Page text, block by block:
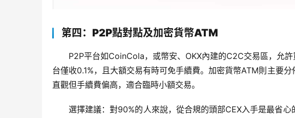
第四：P2P點對點及加密貨幣ATM
P2P平台如CoinCola，或幣安、OKX內建的C2C交易區，允
台僅收0.1%，且大額交易有時可免手續費。加密貨幣ATM則主要
直觀但手續費偏高，適合臨時小額交易。
選擇建議：對90%的人來說，從合規的頭部CEX入手是最省